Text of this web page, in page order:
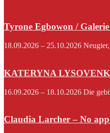
Tyrone Egbowon /
18.09.2026 – 25.10.2026
KATERYNA
16.09.2026 – 18.10.2026 Die
Claudia Larcher – No